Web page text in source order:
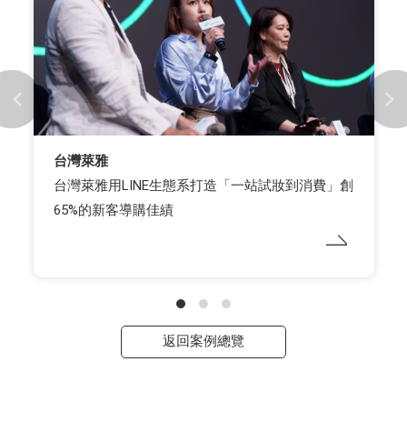
台灣萊雅
台灣萊雅用LINE生態系打造「一站試妝到消費」創
65%的新客導購佳績
返回案例總覽